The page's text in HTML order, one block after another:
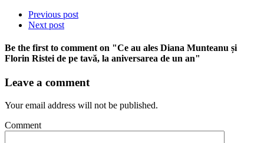
Previous post
Next post
Be the first to comment on "Ce au ales Diana Munteanu și
Florin Ristei de pe tavă, la aniversarea de un an"
Leave a comment
Your email address will not be published.
Comment